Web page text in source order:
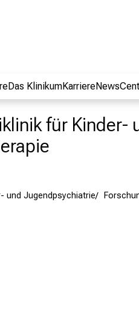
Das KlinikumKarriere
für
und Jugendpsychiatrie